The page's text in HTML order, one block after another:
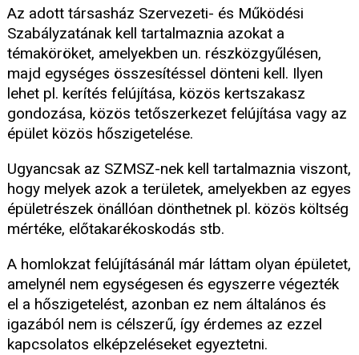
Az adott társasház Szervezeti- és Működési
Szabályzatának kell tartalmaznia azokat a
témaköröket, amelyekben un. részközgyűlésen,
majd egységes összesítéssel dönteni kell. Ilyen
lehet pl. kerítés felújítása, közös kertszakasz
gondozása, közös tetőszerkezet felújítása vagy az
épület közös hőszigetelése.
Ugyancsak az SZMSZ-nek kell tartalmaznia viszont,
hogy melyek azok a területek, amelyekben az egyes
épületrészek önállóan dönthetnek pl. közös költség
mértéke, előtakarékoskodás stb.
A homlokzat felújításánál már láttam olyan épületet,
amelynél nem egységesen és egyszerre végezték
el a hőszigetelést, azonban ez nem általános és
igazából nem is célszerű, így érdemes az ezzel
kapcsolatos elképzeléseket egyeztetni.